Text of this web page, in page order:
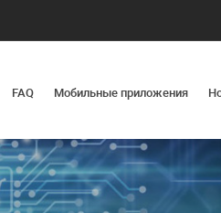
FAQ Мобильные приложения